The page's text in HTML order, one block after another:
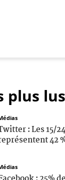
plus lus
: Les 15/
42